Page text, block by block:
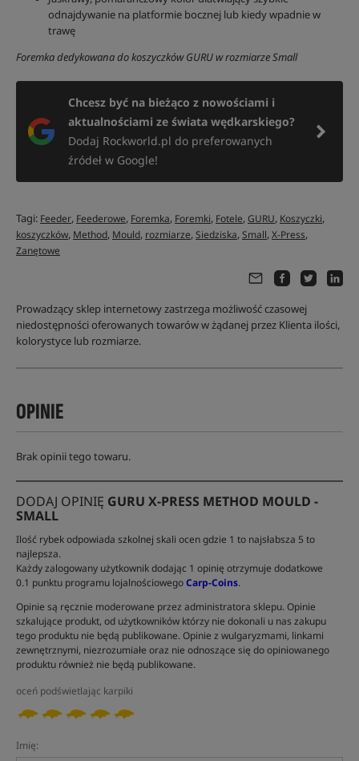
odnajdywanie na platformie bocznej lub kiedy wpadnie w
trawę
Foremka dedykowana do koszyczków GURU w rozmiarze Small
Chcesz być na bieżąco z nowościami i
aktualnościami ze świata wędkarskiego?
Dodaj Rockworld.pl do preferowanych
źródeł w Google!
Tagi: Feeder, Feederowe, Foremka, Foremki, Fotele,GURU, Koszyczki,
koszyczków, Method, Mould, rozmiarze,Siedziska,Small,X-Press,
Zanętowe
Prowadzący sklep internetowy zastrzega możliwość czasowej
niedostępności oferowanych towarów w żądanej przez Klienta ilości,
kolorystyce lub rozmiarze.
OPINIE
Brak opinii tego towaru.
DODAJ OPINIĘ GURU X-PRESS METHOD MOULD -
SMALL
Ilość rybek odpowiada szkolnej skali ocen gdzie 1 to najsłabsza 5 to
najlepsza.
Każdy zalogowany użytkownik dodając 1 opinię otrzymuje dodatkowe
0.1 punktu programu lojalnościowegoCarp-Coins.
Opinie są ręcznie moderowane przez administratora sklepu. Opinie
szkalujące produkt, od użytkowników którzy nie dokonali u nas zakupu
tego produktu nie będą publikowane. Opinie z wulgaryzmami, linkami
zewnętrznymi, niezrozumiałe oraz nie odnoszące się do opiniowanego
produktu również nie będą publikowane.
oceń podświetlając karpiki
Imię: